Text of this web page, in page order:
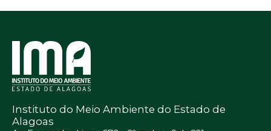
Instituto do Meio Ambiente do Estado de
Alagoas